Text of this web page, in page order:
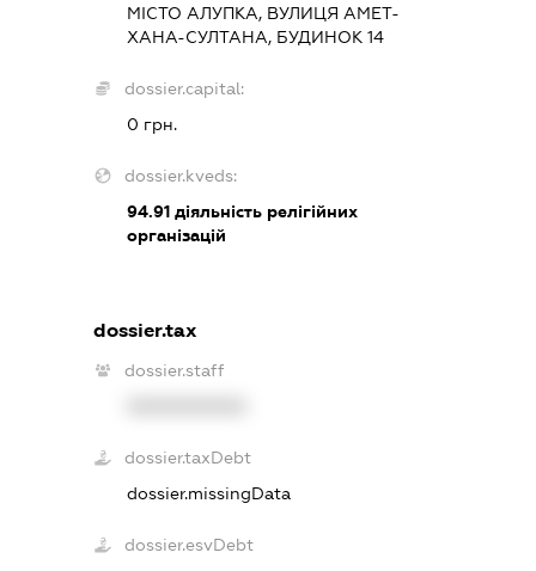
МІСТО АЛУПКА, ВУЛИЦЯ АМЕТ-
ХАНА-СУЛТАНА, БУДИНОК 14
dossier.capital:
0 грн.
dossier.kveds:
94.91діяльність релігійних
організацій
dossier.tax
dossier.staff
dossier.taxDebt
dossier.missingData
dossier.esvDebt